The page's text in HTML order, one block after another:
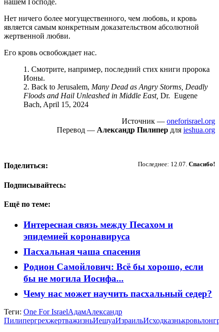
нашем Господе.
Нет ничего более могущественного, чем любовь, и кровь
является самым конкретным доказательством абсолютной
жертвенной любви.
Его кровь освобождает нас.
1. Смотрите, например, последний стих книги пророка
Ионы.
2. Back to Jerusalem, Many Dead as Angry Storms, Deadly
Floods and Hail Unleashed in Middle East, Dr. Eugene
Bach, April 15, 2024
Источник — oneforisrael.org
Перевод — Александр Пилипер для ieshua.org
Последнее: 12.07. Спасибо!
Поделиться:
Подписывайтесь:
Ещё по теме:
Интересная связь между Песахом и
эпидемией коронавируса
Пасхальная чаша спасения
Родион Самойлович: Всё бы хорошо, если
бы не могила Иосифа...
Чему нас может научить пасхальный седер?
Теги: One For IsraelАдамАлександр
ПилипергрехжертважизньИешуаИзраильИсходказнькровь